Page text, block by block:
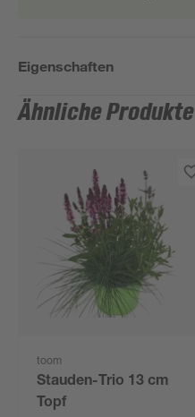
Eigenschaften
Ähnliche Produkte
toom
Stauden-Trio 13 cm
Topf